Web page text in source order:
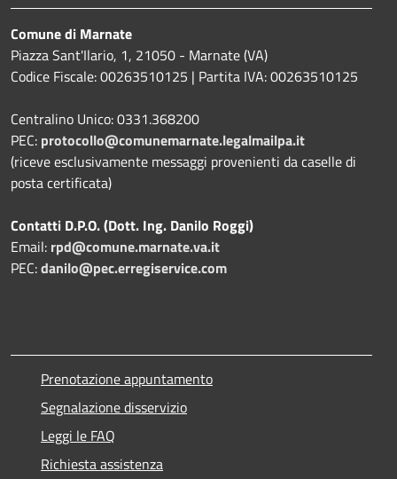
Comune di Marnate
Piazza Sant'Ilario, 1, 21050 - Marnate (VA)
Codice Fiscale: 00263510125 | Partita IVA: 00263510125
Centralino Unico: 0331.368200
PEC: protocollo@comunemarnate.legalmailpa.it
(riceve esclusivamente messaggi provenienti da caselle di
posta certificata)
Contatti D.P.O. (Dott. Ing. Danilo Roggi)
Email: rpd@comune.marnate.va.it
PEC:danilo@pec.erregiservice.com
Prenotazione appuntamento
Segnalazione disservizio
Leggi le FAQ
Richiesta assistenza